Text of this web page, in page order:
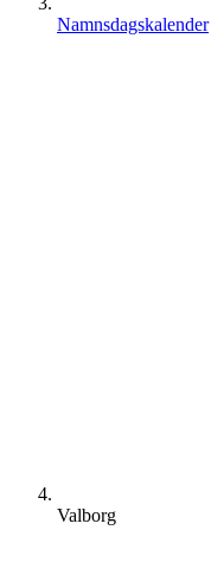
Namnsdagskalender
Valborg